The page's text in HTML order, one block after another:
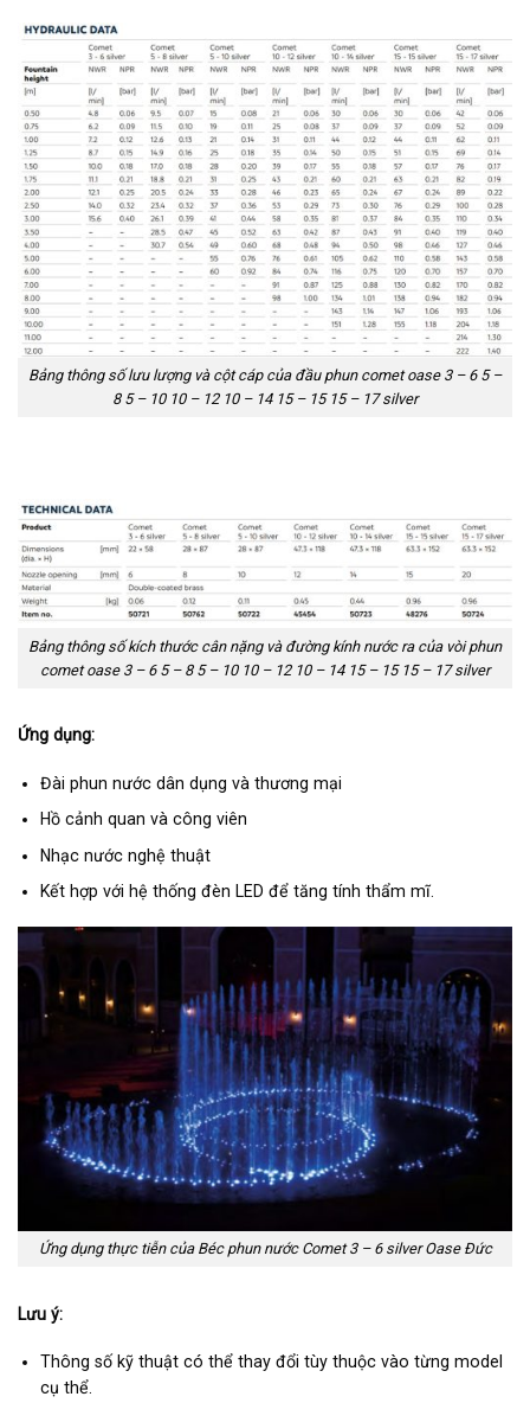
Bảng thông số lưu lượng và cột cáp của đầu phun comet oase 3 – 6 5 –
8 5 – 10 10 – 12 10 – 14 15 – 15 15 – 17 silver
Bảng thông số kích thước cân nặng và đường kính nước ra của vòi phun
comet oase 3 – 6 5 – 8 5 – 10 10 – 12 10 – 14 15 – 15 15 – 17 silver
Ứng dụng:
Đài phun nước dân dụng và thương mại
Hồ cảnh quan và công viên
Nhạc nước nghệ thuật
Kết hợp với hệ thống đèn LED để tăng tính thẩm mĩ.
Ứng dụng thực tiễn của Béc phun nước Comet 3 – 6 silver Oase Đức
Lưu ý:
Thông số kỹ thuật có thể thay đổi tùy thuộc vào từng model
cụ thể.